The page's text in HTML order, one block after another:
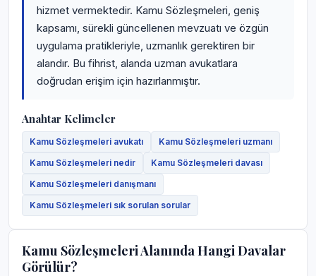
hizmet vermektedir. Kamu Sözleşmeleri, geniş
kapsamı, sürekli güncellenen mevzuatı ve özgün
uygulama pratikleriyle, uzmanlık gerektiren bir
alandır. Bu fihrist, alanda uzman avukatlara
doğrudan erişim için hazırlanmıştır.
Anahtar Kelimeler
Kamu Sözleşmeleri avukatı
Kamu Sözleşmeleri uzmanı
Kamu Sözleşmeleri nedir
Kamu Sözleşmeleri davası
Kamu Sözleşmeleri danışmanı
Kamu Sözleşmeleri sık sorulan sorular
Kamu Sözleşmeleri Alanında Hangi Davalar
Görülür?